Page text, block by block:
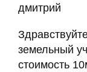
дмитрий
земельный
стоимость